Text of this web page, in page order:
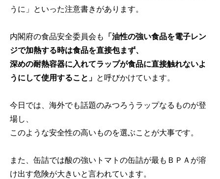
うに」といった注意書きがあります。
内閣府の食品安全委員会も 「油性の強い食品を電子レン
ジで加熱する時は食品を直接包まず、
深めの耐熱容器に入れてラップが食品に直接触れないよ
うにして使用すること」 と呼びかけています。
今日では、海外でも話題のみつろうラップなるものが登
場し、
このような安全性の高いものを選ぶことが大事です。
また、缶詰では酸の強いトマトの缶詰が最もＢＰＡが溶
け出す危険が大きいと言われています。